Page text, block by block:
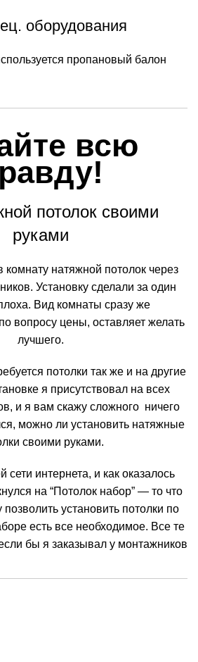
оборудования
пропановый балон
всю
потолок своими
руками
комнату натяжной потолок через
Установку сделали за один
Вид комнаты сразу же
вопросу цены, оставляет желать
лучшего.
потолки так же и на другие
я присутствовал на всех
и я вам скажу сложного ничего
можно ли установить натяжные
своими руками.
сети интернета, и как оказалось
на “Потолок набор” — то что
позволить установить потолки по
есть все необходимое. Все те
бы я заказывал у монтажников